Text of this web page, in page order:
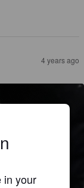
4 years ago
in your